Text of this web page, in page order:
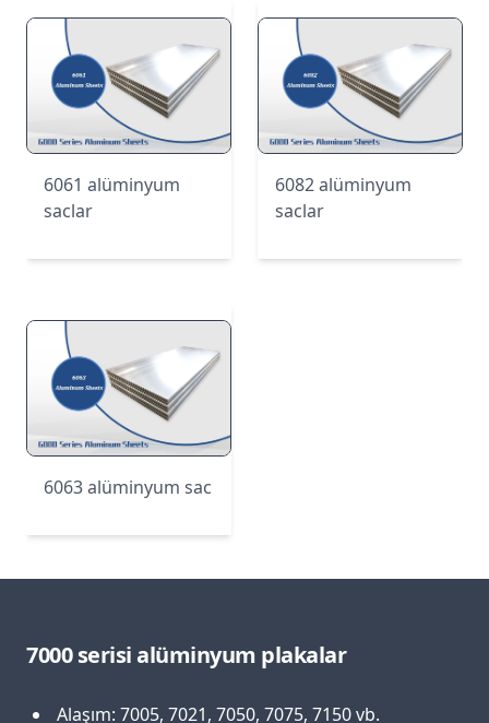
6061 alüminyum
saclar
6082 alüminyum
saclar
6063 alüminyum sac
7000 serisi alüminyum plakalar
Alaşım: 7005, 7021, 7050, 7075, 7150 vb.